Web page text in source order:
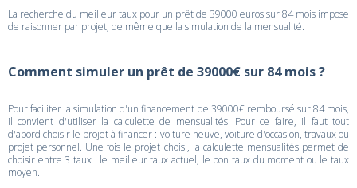
La recherche du meilleur taux pour un prêt de 39000 euros sur 84 mois impose
de raisonner par projet, de même que la simulation de la mensualité.
Comment simuler un prêt de 39000€ sur 84 mois ?
Pour faciliter la simulation d'un financement de 39000€ remboursé sur 84 mois,
il convient d'utiliser la calculette de mensualités. Pour ce faire, il faut tout
d'abord choisir le projet à financer : voiture neuve, voiture d'occasion, travaux ou
projet personnel. Une fois le projet choisi, la calculette mensualités permet de
choisir entre 3 taux : le meilleur taux actuel, le bon taux du moment ou le taux
moyen.